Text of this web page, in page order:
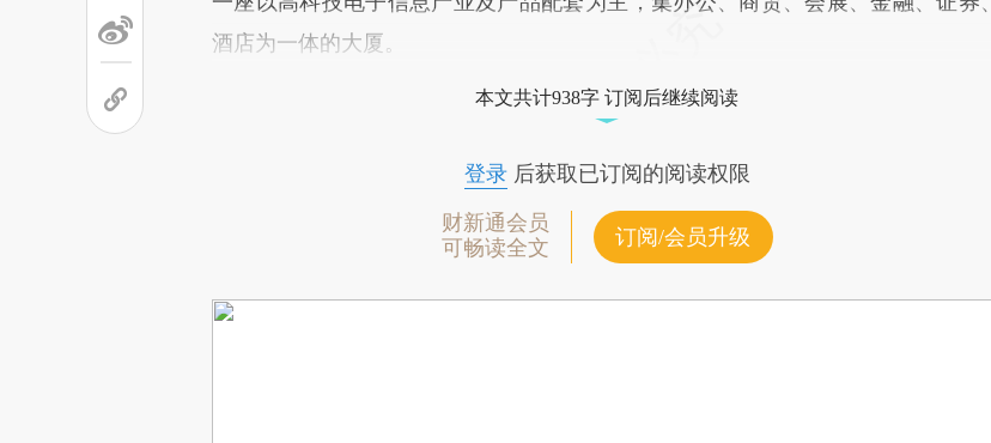
酒店为一体的大厦。
本文共计938字 订阅后继续阅读
登录后获取已订阅的阅读权限
财新通会员
可畅读全文
订阅/会员升级